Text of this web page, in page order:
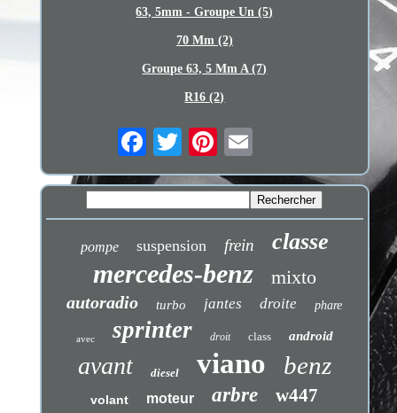
63, 5mm - Groupe Un (5)
70 Mm (2)
Groupe 63, 5 Mm A (7)
R16 (2)
pompe suspension frein classe
mercedes-benz mixto
autoradio turbo jantes droite phare
avec sprinter droit class android
avant diesel viano benz
volant moteur arbre w447